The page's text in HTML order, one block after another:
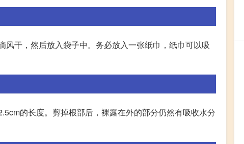
干，然后放入袋子中。务必放入一张纸巾，纸巾可以吸
的长度。剪掉根部后，裸露在外的部分仍然有吸收水分